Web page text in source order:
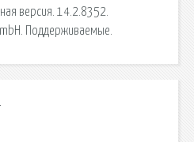
версия. 14.2.8352.
Поддерживаемые.